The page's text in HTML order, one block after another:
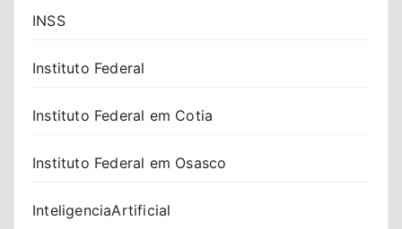
INSS
Instituto Federal
Instituto Federal em Cotia
Instituto Federal em Osasco
InteligenciaArtificial